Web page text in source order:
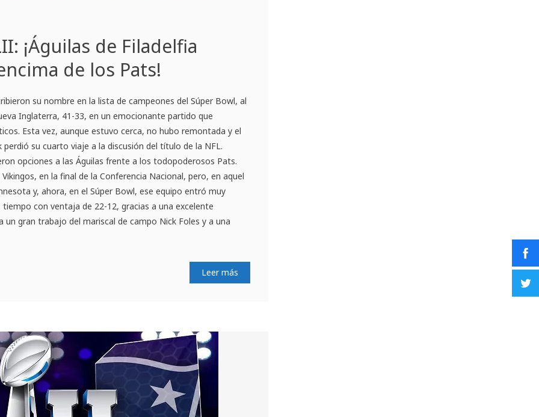
¡Águilas de Filadelfia
de los Pats!
su nombre en la lista de campeones del Súper Bowl, al
Inglaterra, 41-33, en un emocionante partido que
Esta vez, aunque estuvo cerca, no hubo remontada y el
perdió su cuarto viaje a la discusión del título de la NFL.
opciones a las Águilas frente a los todopoderosos Pats.
en la final de la Conferencia Nacional, pero, en aquel
y, ahora, en el Súper Bowl, ese equipo entró muy
con ventaja de 22-12, gracias a una excelente
un gran trabajo del mariscal de campo Nick Foles y a una
Leer más